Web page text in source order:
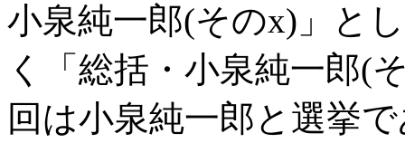
小泉純一郎(そのx)」と
く「総括・小泉純一郎(
回は小泉純一郎と選挙